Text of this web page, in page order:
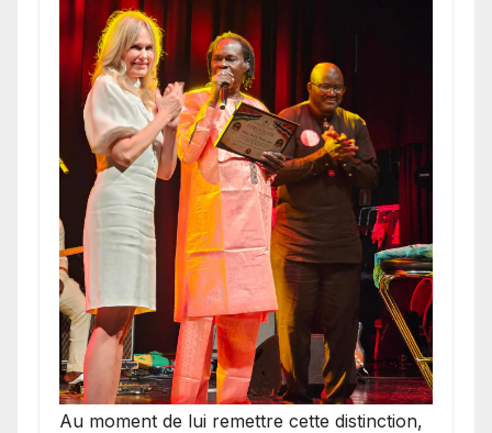
​Au moment de lui remettre cette distinction,